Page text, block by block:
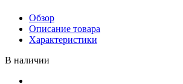
Обзор
Описание товара
Характеристики
В наличии